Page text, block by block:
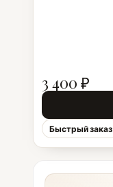
3 400 ₽
Быстрый заказ